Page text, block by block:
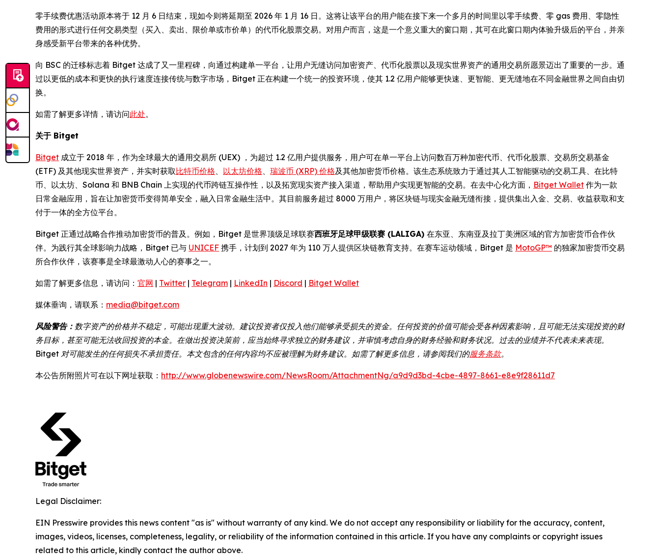
零手续费优惠活动原本将于 12 月 6 日结束，现如今则将延期至 2026 年 1 月 16 日。这将让该平台的用户能在接下来一个多月的时间里以零手续费、零 gas 费用、零隐性
费用的形式进行任何交易类型（买入、卖出、限价单或市价单）的代币化股票交易。对用户而言，这是一个意义重大的窗口期，其可在此窗口期内体验升级后的平台，并亲
身感受新平台带来的各种优势。
向 BSC 的迁移标志着 Bitget 达成了又一里程碑，向通过构建单一平台，让用户无缝访问加密资产、代币化股票以及现实世界资产的通用交易所愿景迈出了重要的一步。通
过以更低的成本和更快的执行速度连接传统与数字市场，Bitget 正在构建一个统一的投资环境，使其 1.2 亿用户能够更快速、更智能、更无缝地在不同金融世界之间自由切
换。
如需了解更多详情，请访问此处。
关于 Bitget
Bitget 成立于 2018 年，作为全球最大的通用交易所 (UEX) ，为超过 1.2 亿用户提供服务，用户可在单一平台上访问数百万种加密代币、代币化股票、交易所交易基金
(ETF) 及其他现实世界资产，并实时获取比特币价格 以太坊价格 瑞波币 (XRP) 价格及其他加密货币价格。该生态系统致力于通过其人工智能驱动的交易工具、在比特
币、以太坊、Solana 和 BNB Chain 上实现的代币跨链互操作性，以及拓宽现实资产接入渠道，帮助用户实现更智能的交易。在去中心化方面， Bitget Wallet 作为一款
日常金融应用，旨在让加密货币变得简单安全，融入日常金融生活中。其目前服务超过 8000 万用户，将区块链与现实金融无缝衔接，提供集出入金、交易、收益获取和支
付于一体的全方位平台。
Bitget 正通过战略合作推动加密货币的普及。例如，Bitget 是世界顶级足球联赛西班牙足球甲级联赛 (LALIGA) 在东亚、东南亚及拉丁美洲区域的官方加密货币合作伙
伴。为践行其全球影响力战略，Bitget 已与 UNICEF 携手，计划到 2027 年为 110 万人提供区块链教育支持。在赛车运动领域，Bitget 是 MotoGP™ 的独家加密货币交易
所合作伙伴，该赛事是全球最激动人心的赛事之一。
如需了解更多信息，请访问： 官网 | Twitter | Telegram | LinkedIn | Discord | Bitget Wallet
媒体垂询，请联系： media@bitget.com
风险警告： 数字资产的价格并不稳定，可能出现重大波动。建议投资者仅投入他们能够承受损失的资金。任何投资的价值可能会受各种因素影响，且可能无法实现投资的财
务目标，甚至可能无法收回投资的本金。在做出投资决策前，应当始终寻求独立的财务建议，并审慎考虑自身的财务经验和财务状况。过去的业绩并不代表未来表现。
Bitget 对可能发生的任何损失不承担责任。本文包含的任何内容均不应被理解为财务建议。如需了解更多信息，请参阅我们的服务条款。
本公告所附照片可在以下网址获取： http://www.globenewswire.com/NewsRoom/AttachmentNg/a9d9d3bd-4cbe-4897-8661-e8e9f28611d7
Legal Disclaimer:
EIN Presswire provides this news content "as is" without warranty of any kind. We do not accept any responsibility or liability for the accuracy, content,
images, videos, licenses, completeness, legality, or reliability of the information contained in this article. If you have any complaints or copyright issues
related to this article, kindly contact the author above.